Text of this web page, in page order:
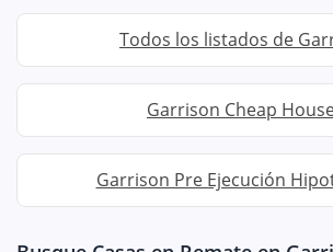
Todos los listados de
Garrison Cheap
Garrison Pre Ejecución